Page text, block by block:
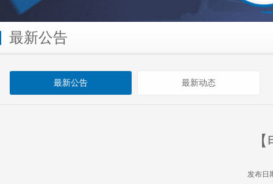
最新公告
最新公告 最新动态
发布日